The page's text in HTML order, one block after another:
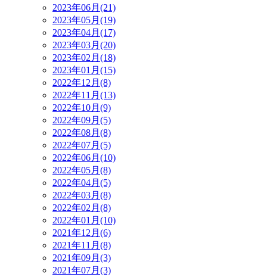
2023年06月(21)
2023年05月(19)
2023年04月(17)
2023年03月(20)
2023年02月(18)
2023年01月(15)
2022年12月(8)
2022年11月(13)
2022年10月(9)
2022年09月(5)
2022年08月(8)
2022年07月(5)
2022年06月(10)
2022年05月(8)
2022年04月(5)
2022年03月(8)
2022年02月(8)
2022年01月(10)
2021年12月(6)
2021年11月(8)
2021年09月(3)
2021年07月(3)